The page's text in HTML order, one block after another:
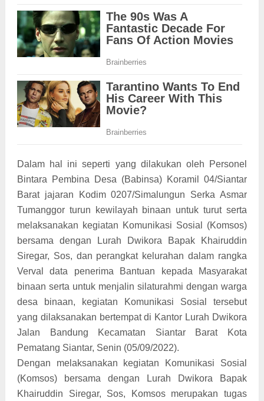
Dalam hal ini seperti yang dilakukan oleh Personel
Bintara Pembina Desa (Babinsa) Koramil 04/Siantar
Barat jajaran Kodim 0207/Simalungun Serka Asmar
Tumanggor turun kewilayah binaan untuk turut serta
melaksanakan kegiatan Komunikasi Sosial (Komsos)
bersama dengan Lurah Dwikora Bapak Khairuddin
Siregar, Sos, dan perangkat kelurahan dalam rangka
Verval data penerima Bantuan kepada Masyarakat
binaan serta untuk menjalin silaturahmi dengan warga
desa binaan, kegiatan Komunikasi Sosial tersebut
yang dilaksanakan bertempat di Kantor Lurah Dwikora
Jalan Bandung Kecamatan Siantar Barat Kota
Pematang Siantar, Senin (05/09/2022).
Dengan melaksanakan kegiatan Komunikasi Sosial
(Komsos) bersama dengan Lurah Dwikora Bapak
Khairuddin Siregar, Sos, Komsos merupakan tugas